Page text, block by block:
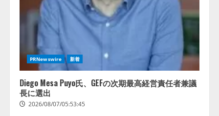
PRNewswire 新着
Diego Mesa Puyo氏、GEFの次期最高経営責任者兼議
長に選出
2026/08/07/05:53:45